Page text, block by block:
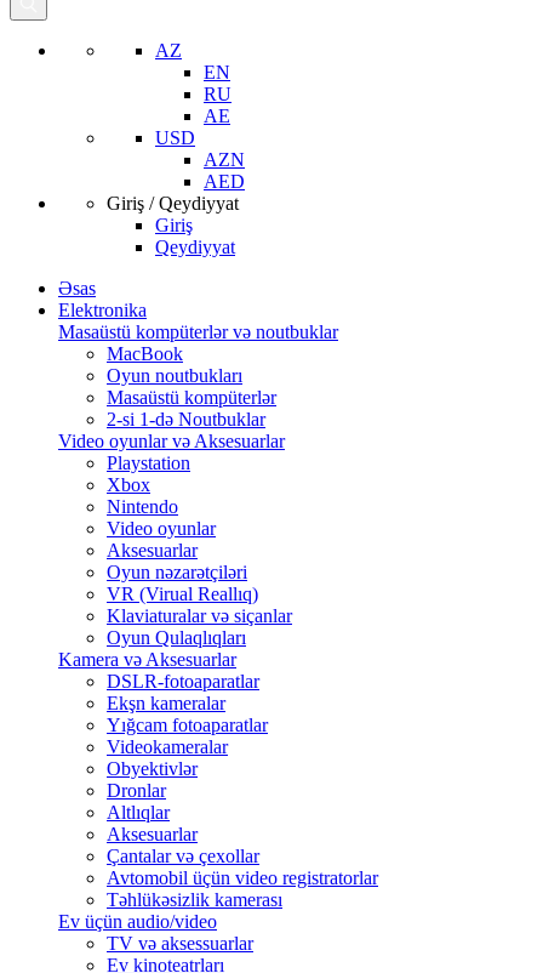
AZ
EN
RU
AE
USD
AZN
AED
Giriş / Qeydiyyat
Giriş
Qeydiyyat
Əsas
Elektronika
Masaüstü kompüterlər və noutbuklar
MacBook
Oyun noutbukları
Masaüstü kompüterlər
2-si 1-də Noutbuklar
Video oyunlar və Aksesuarlar
Playstation
Xbox
Nintendo
Video oyunlar
Aksesuarlar
Oyun nəzarətçiləri
VR (Virual Reallıq)
Klaviaturalar və siçanlar
Oyun Qulaqlıqları
Kamera və Aksesuarlar
DSLR-fotoaparatlar
Ekşn kameralar
Yığcam fotoaparatlar
Videokameralar
Obyektivlər
Dronlar
Altlıqlar
Aksesuarlar
Çantalar və çexollar
Avtomobil üçün video registratorlar
Təhlükəsizlik kamerası
Ev üçün audio/video
TV və aksessuarlar
Ev kinoteatrları